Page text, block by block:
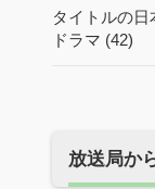
タイトルの
ドラマ (42)
放送局か